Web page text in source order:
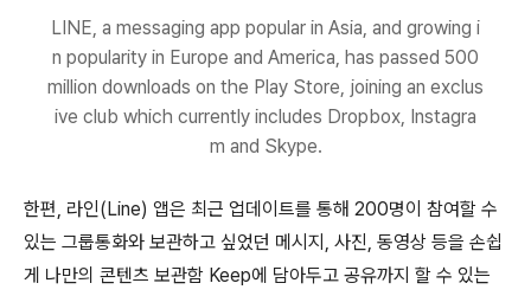
LINE, a messaging app popular in Asia, and growing i
n popularity in Europe and America, has passed 500
million downloads on the Play Store, joining an exclus
ive club which currently includes Dropbox, Instagra
m and Skype.
한편, 라인(Line) 앱은 최근 업데이트를 통해 200명이 참여할 수
있는 그룹통화와 보관하고 싶었던 메시지, 사진, 동영상 등을 손쉽
게 나만의 콘텐츠 보관함 Keep에 담아두고 공유까지 할 수 있는